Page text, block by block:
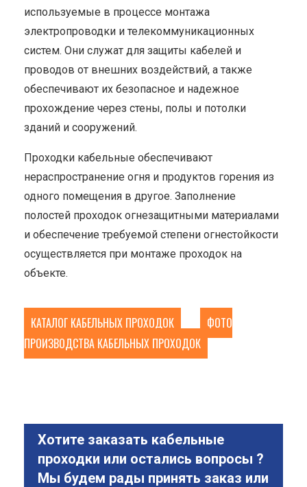
используемые в процессе монтажа
электропроводки и телекоммуникационных
систем. Они служат для защиты кабелей и
проводов от внешних воздействий, а также
обеспечивают их безопасное и надежное
прохождение через стены, полы и потолки
зданий и сооружений.
Проходки кабельные обеспечивают
нераспространение огня и продуктов горения из
одного помещения в другое. Заполнение
полостей проходок огнезащитными материалами
и обеспечение требуемой степени огнестойкости
осуществляется при монтаже проходок на
объекте.
КАТАЛОГ КАБЕЛЬНЫХ ПРОХОДОК
ФОТО
ПРОИЗВОДСТВА КАБЕЛЬНЫХ ПРОХОДОК
Хотите заказать кабельные
проходки или остались вопросы ?
Мы будем рады принять заказ или